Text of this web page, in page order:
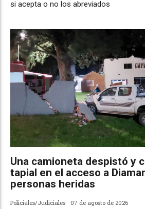
si acepta o no los abreviados
Una camioneta despistó y
tapial en el acceso a
personas heridas
Policiales/Judiciales 07 de agosto de 2026